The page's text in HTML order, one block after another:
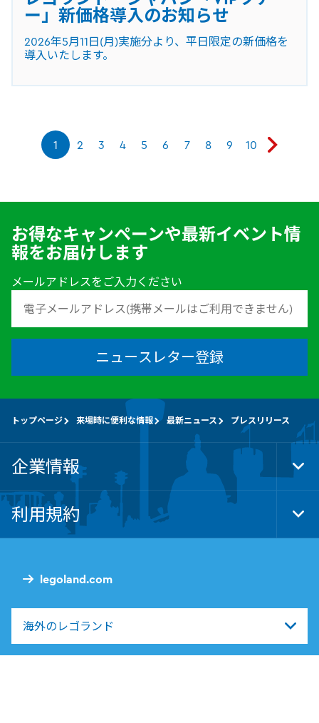
ー」新価格導⼊のお知らせ
2026年5⽉11⽇(⽉)実施分より、平⽇限定の新価格を
導⼊いたします。
1 2 3 4 5 6 7 8 9 10
お得なキャンペーンや最新イベント情
報をお届けします
メールアドレスをご入力ください
ニュースレター登録
legoland.com
海外のレゴランド
トップページ 来場時に便利な情報 最新ニュース プレスリリース
企業情報
利用規約